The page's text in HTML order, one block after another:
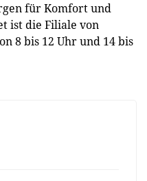
für Komfort und
ist die Filiale von
8 bis 12 Uhr und 14 bis